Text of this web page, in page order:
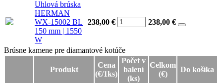
Uhlová brúska
HERMAN
WX-15002 BL
150 mm | 1550
W
238,00 € 238,00 €
Brúsne kamene pre diamantové kotúče
Brúsne kamene pre diamantové kotúče
Produkt
Cena
(€/1ks)
Počet v
balení
(ks)
Celkom
(€)
Do košíka